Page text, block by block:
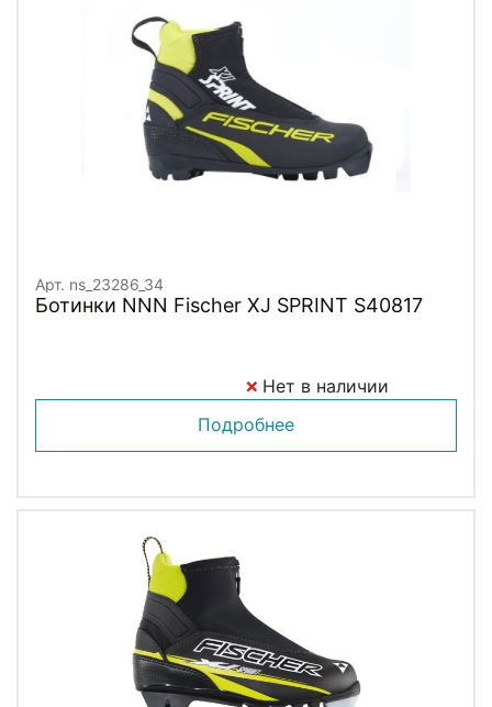
Арт. ns_23286_34
Ботинки NNN Fischer XJ SPRINT S40817
Нет в наличии
Подробнее